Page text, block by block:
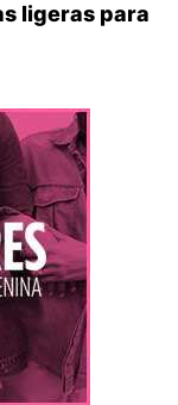
ligeras para